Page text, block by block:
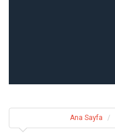
Ana Sayfa